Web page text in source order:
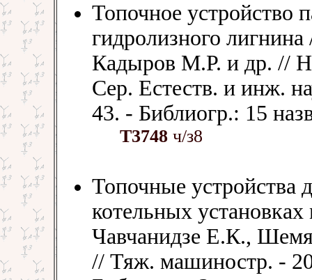
Топочное устройство
гидролизного
Кадыров М.Р. и др. //
Сер. Естеств. и инж.
43. - Библиогр.: 15
Т3748 ч/з8
Топочные устройства
котельных
Чавчанидзе Е.К.,
// Тяж. машиностр. -